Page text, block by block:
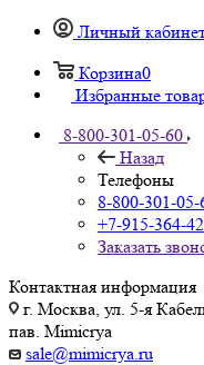
Личный
Корзина0
Избранные
8-800-301-05-60
Назад
Телефоны
8-800-301-05-
+7-915-364-
Заказать
Контактная информация
г. Москва, ул. 5-я
пав. Mimicrya
sale@mimicrya.ru